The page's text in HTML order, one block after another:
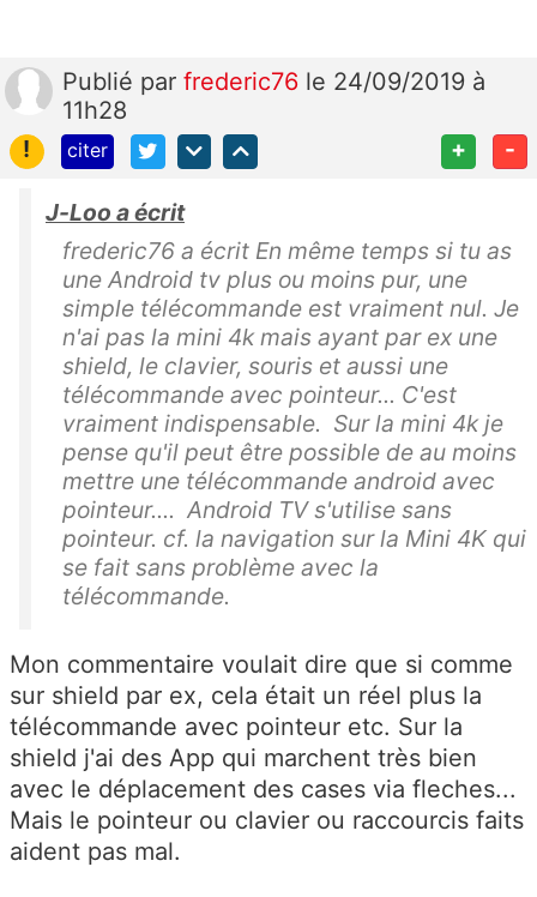
Publié par frederic76 le 24/09/2019 à
11h28
!
citer + -
J-Loo a écrit
frederic76 a écrit En même temps si tu as
une Android tv plus ou moins pur, une
simple télécommande est vraiment nul. Je
n'ai pas la mini 4k mais ayant par ex une
shield, le clavier, souris et aussi une
télécommande avec pointeur... C'est
vraiment indispensable. Sur la mini 4k je
pense qu'il peut être possible de au moins
mettre une télécommande android avec
pointeur.... Android TV s'utilise sans
pointeur. cf. la navigation sur la Mini 4K qui
se fait sans problème avec la
télécommande.
Mon commentaire voulait dire que si comme
sur shield par ex, cela était un réel plus la
télécommande avec pointeur etc. Sur la
shield j'ai des App qui marchent très bien
avec le déplacement des cases via fleches...
Mais le pointeur ou clavier ou raccourcis faits
aident pas mal.